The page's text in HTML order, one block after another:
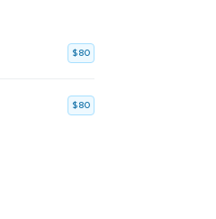
$80
$80